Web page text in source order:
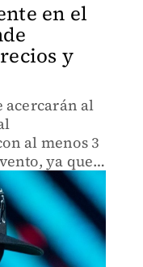
en el
y
acercarán al
al menos 3
ya que
puede